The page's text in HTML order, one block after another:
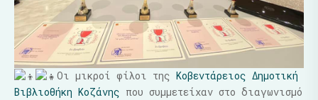
Οι μικροί φίλοι της Κοβεντάρειος Δημοτική
Βιβλιοθήκη Κοζάνης που συμμετείχαν στο διαγωνισμό